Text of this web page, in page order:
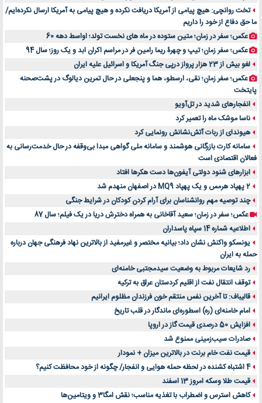
تخت روانچی: هیچ پیامی از آمریکا دریافت نکرده و هیچ پیامی به آمریکا ارسال نکرده‌ایم/
ما حق دفاع از خود را داریم
عکس؛ سفر در زمان؛ متین ستوده در ماه های نخست تولد؛ اواسط دهه 60
عکس؛ سفر زمان؛ تیپ و چهرۀ ریما رامین فر در مراسم اکران ابد و یک روز؛ سال 94
لغو بیش از 23 هزار پرواز درپی جنگ آمریکا و اسرائیل علیه ایران
عکس؛ سفر زمان؛ نقی، ارسطو، هما و پنجعلی در حال تمرین دیالوگ در پشت‌صحنه
پایتخت
انفجارهای شدید در تل‌آویو
ناسا موشک ماه را تعمیر کرد
هیوندای از ربات آتش‌نشانش رونمایی کرد
سامانه کارت بازرگانی هوشمند و سامانه ملی گواهی مبدا بی‌وقفه در حال خدمت‌رسانی به
فعالان اقتصادی است
ابزارهای شنود دولتی آیفون‌ها دست هکرها افتاد
2 پهپاد هرمس و یک پهپاد MQ9 در اصفهان منهدم شد
چند توصیه مهم روانشناسان برای آرام کردن کودکان در شرایط جنگی
عکس؛ سفر در زمان؛ سعید آقاخانی به همراه دخترش دریا در یک فیلم؛ سال 87
اطلاعیه شماره 14 سپاه پاسداران
یونسکو واکنش نشان داد؛ بیانیه مختصر و غیرمفید از بالاترین نهاد فرهنگی جهان درباره
حمله به ایران
رد شایعات مربوط به وضعیت سیدمجتبی خامنه‌ای
توقف انتقال نفت از اقلیم کردستان عراق به ترکیه
قالیباف: تا آخرین نفس منتقم خون فرزندان مظلوم ایرانیم
امام خامنه‌ای (ره) اسطوره‌ای ماندگار در قلب تاریخ
افزایش 50 درصدی قیمت گاز در اروپا
صادرات سیب‌زمینی ممنوع شد
قیمت نفت خام برنت در بالاترین میزان + نمودار
4 اشتباه کشنده در لحظه حمله هوایی و انفجار/ چگونه از خود محافظت کنیم؟
قیمت طلا وسکه امروز 13 اسفند
کاهش استرس و اضطراب با تغذیه مناسب؛ نقش امگا3 و ویتامین‌ها